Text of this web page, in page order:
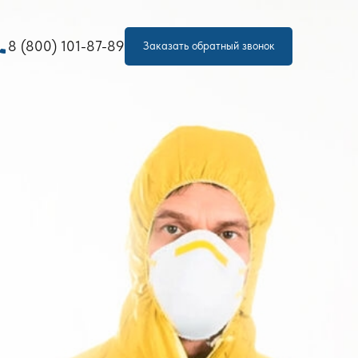
8 (800) 101-87-89 Заказать обратный звонок